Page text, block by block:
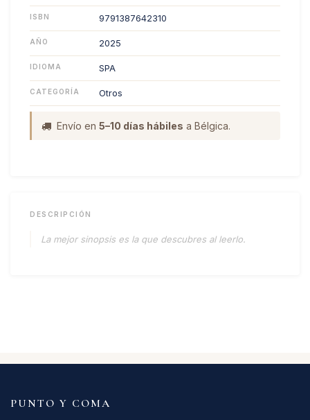
ISBN 9791387642310
AÑO 2025
IDIOMA SPA
CATEGORÍA Otros
Envío en 5–10 días hábiles a Bélgica.
DESCRIPCIÓN
La mejor sinopsis es la que descubres al leerlo.
PUNTO Y COMA